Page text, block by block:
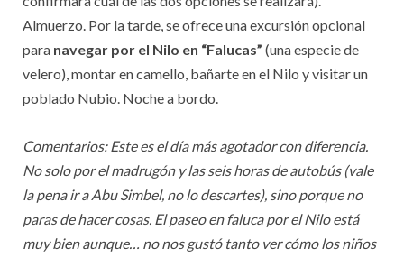
Almuerzo. Por la tarde, se ofrece una excursión opcional
para navegar por el Nilo en “Falucas” (una especie de
velero), montar en camello, bañarte en el Nilo y visitar un
poblado Nubio. Noche a bordo.
Comentarios: Este es el día más agotador con diferencia.
No solo por el madrugón y las seis horas de autobús (vale
la pena ir a Abu Simbel, no lo descartes), sino porque no
paras de hacer cosas. El paseo en faluca por el Nilo está
muy bien aunque… no nos gustó tanto ver cómo los niños